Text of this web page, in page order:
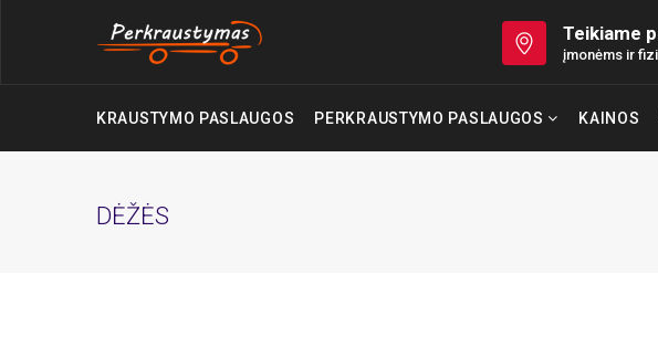
Teikiame
įmonėms ir
KRAUSTYMO PASLAUGOS PERKRAUSTYMO PASLAUGOS KAINOS
DĖŽĖS